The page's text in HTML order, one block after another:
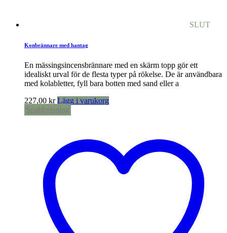
SLUT
Konbrännare med hantag
En mässingsincensbrännare med en skärm topp gör ett
idealiskt urval för de flesta typer på rökelse. De är användbara
med kolabletter, fyll bara botten med sand eller a
227,00 kr Lägg i varukorg
Snabbvisning